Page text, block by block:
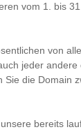
vom 1. bis
von
jeder
Sie die Domain
bereits